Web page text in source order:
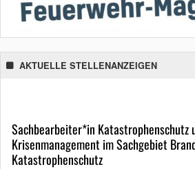
AKTUELLE STELLENANZEIGEN
Sachbearbeiter*in Katastrophenschutz
Krisenmanagement im Sachgebiet
Katastrophenschutz